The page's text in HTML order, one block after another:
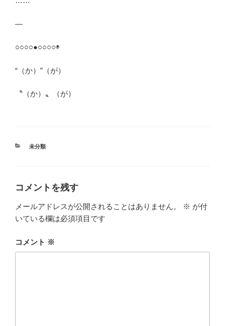
―
○○○○●○○○○◉
“（か）”（が）
〝（か）〟（が）
カ
未分類
コメントを残す
メールアドレスが公開されることはありません。 ※ が付
いている欄は必須項目です
コメント ※